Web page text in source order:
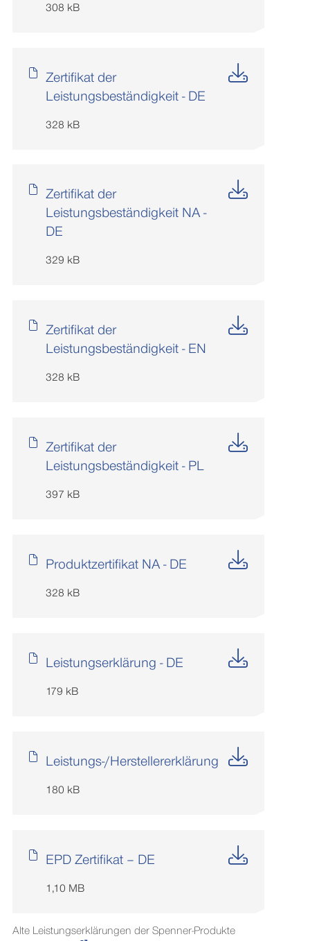
308 kB
Zertifikat der
Leistungsbeständigkeit - DE
328 kB
Zertifikat der
Leistungsbeständigkeit NA -
DE
329 kB
Zertifikat der
Leistungsbeständigkeit - EN
328 kB
Zertifikat der
Leistungsbeständigkeit - PL
397 kB
Produktzertifikat NA - DE
328 kB
Leistungserklärung - DE
179 kB
Leistungs-/Herstellererklärung
180 kB
EPD Zertifikat – DE
1,10 MB
Alte Leistungserklärungen der Spenner-Produkte